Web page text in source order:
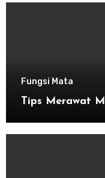
Fungsi Mata
Tips Merawat